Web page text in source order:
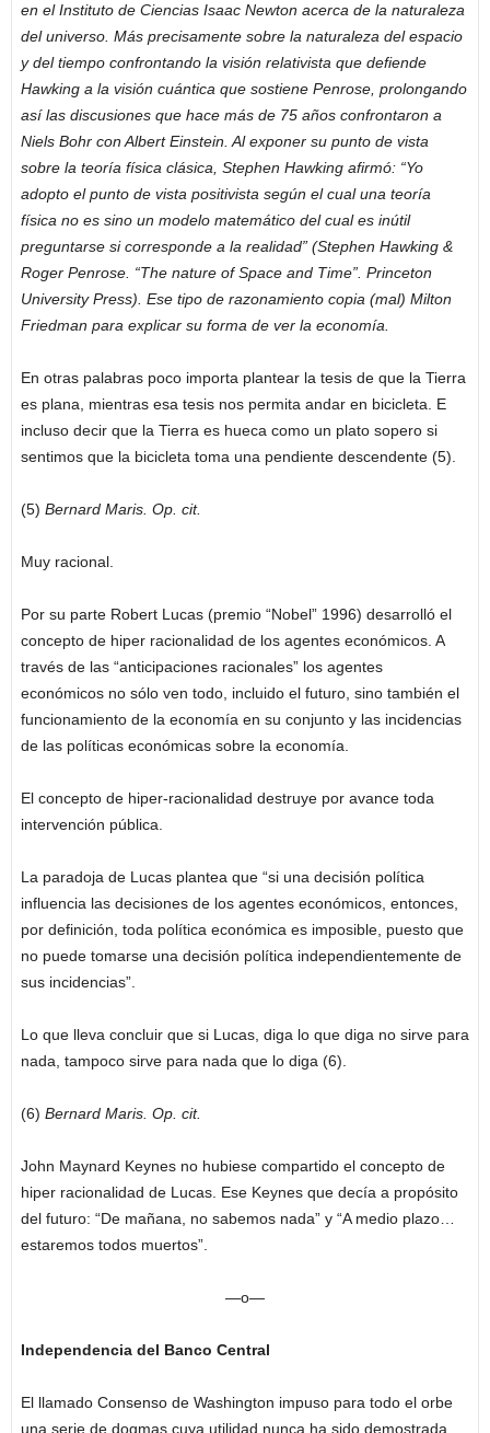
en el Instituto de Ciencias Isaac Newton acerca de la naturaleza
del universo. Más precisamente sobre la naturaleza del espacio
y del tiempo confrontando la visión relativista que defiende
Hawking a la visión cuántica que sostiene Penrose, prolongando
así las discusiones que hace más de 75 años confrontaron a
Niels Bohr con Albert Einstein. Al exponer su punto de vista
sobre la teoría física clásica, Stephen Hawking afirmó: “Yo
adopto el punto de vista positivista según el cual una teoría
física no es sino un modelo matemático del cual es inútil
preguntarse si corresponde a la realidad” (Stephen Hawking &
Roger Penrose. “The nature of Space and Time”. Princeton
University Press). Ese tipo de razonamiento copia (mal) Milton
Friedman para explicar su forma de ver la economía.
En otras palabras poco importa plantear la tesis de que la Tierra
es plana, mientras esa tesis nos permita andar en bicicleta. E
incluso decir que la Tierra es hueca como un plato sopero si
sentimos que la bicicleta toma una pendiente descendente (5).
(5) Bernard Maris. Op. cit.
Muy racional.
Por su parte Robert Lucas (premio “Nobel” 1996) desarrolló el
concepto de hiper racionalidad de los agentes económicos. A
través de las “anticipaciones racionales” los agentes
económicos no sólo ven todo, incluido el futuro, sino también el
funcionamiento de la economía en su conjunto y las incidencias
de las políticas económicas sobre la economía.
El concepto de hiper-racionalidad destruye por avance toda
intervención pública.
La paradoja de Lucas plantea que “si una decisión política
influencia las decisiones de los agentes económicos, entonces,
por definición, toda política económica es imposible, puesto que
no puede tomarse una decisión política independientemente de
sus incidencias”.
Lo que lleva concluir que si Lucas, diga lo que diga no sirve para
nada, tampoco sirve para nada que lo diga (6).
(6) Bernard Maris. Op. cit.
John Maynard Keynes no hubiese compartido el concepto de
hiper racionalidad de Lucas. Ese Keynes que decía a propósito
del futuro: “De mañana, no sabemos nada” y “A medio plazo…
estaremos todos muertos”.
—o—
Independencia del Banco Central
El llamado Consenso de Washington impuso para todo el orbe
una serie de dogmas cuya utilidad nunca ha sido demostrada.